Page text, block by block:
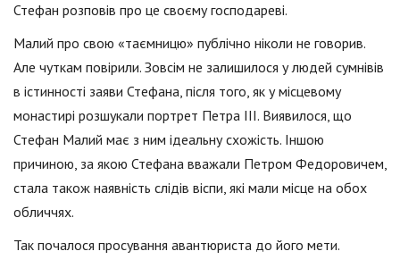
Стефан розповів про це своєму господареві.
Малий про свою «таємницю» публічно ніколи не говорив.
Але чуткам повірили. Зовсім не залишилося у людей сумнівів
в істинності заяви Стефана, після того, як у місцевому
монастирі розшукали портрет Петра III. Виявилося, що
Стефан Малий має з ним ідеальну схожість. Іншою
причиною, за якою Стефана вважали Петром Федоровичем,
стала також наявність слідів віспи, які мали місце на обох
обличчях.
Так почалося просування авантюриста до його мети.